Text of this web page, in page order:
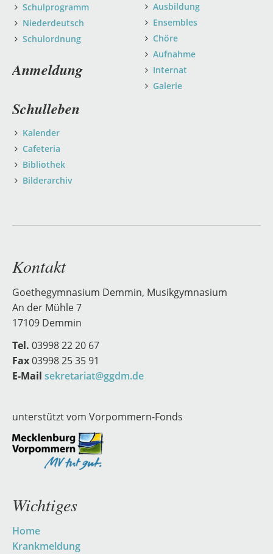
Ausbildung
Ensembles
Chöre
Aufnahme
Internat
Galerie
Schulprogramm
Niederdeutsch
Schulordnung
Anmeldung
Schulleben
Kalender
Cafeteria
Bibliothek
Bilderarchiv
Kontakt
Goethegymnasium Demmin, Musikgymnasium
An der Mühle 7
17109 Demmin
Tel. 03998 22 20 67
Fax03998 25 35 91
E-Mail sekretariat@ggdm.de
unterstützt vom Vorpommern-Fonds
Wichtiges
Navigation
überspringen
Home
Krankmeldung